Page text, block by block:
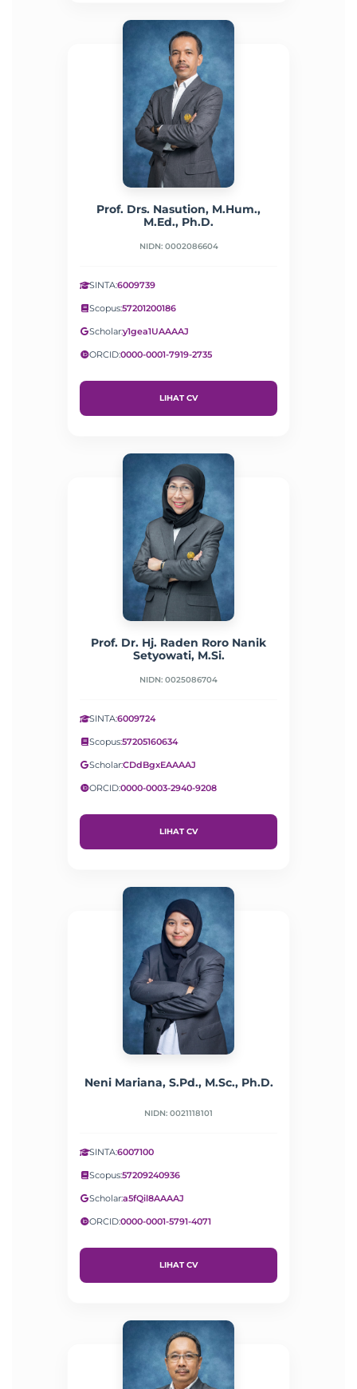
Prof. Drs. Nasution, M.Hum.,
M.Ed., Ph.D.
NIDN: 0002086604
SINTA:6009739
Scopus:57201200186
Scholar:y1gea1UAAAAJ
ORCID:0000-0001-7919-2735
LIHAT CV
Prof. Dr. Hj. Raden Roro Nanik
Setyowati, M.Si.
NIDN: 0025086704
SINTA:6009724
Scopus:57205160634
Scholar:CDdBgxEAAAAJ
ORCID:0000-0003-2940-9208
LIHAT CV
Neni Mariana, S.Pd., M.Sc., Ph.D.
NIDN: 0021118101
SINTA:6007100
Scopus:57209240936
Scholar:a5fQil8AAAAJ
ORCID:0000-0001-5791-4071
LIHAT CV